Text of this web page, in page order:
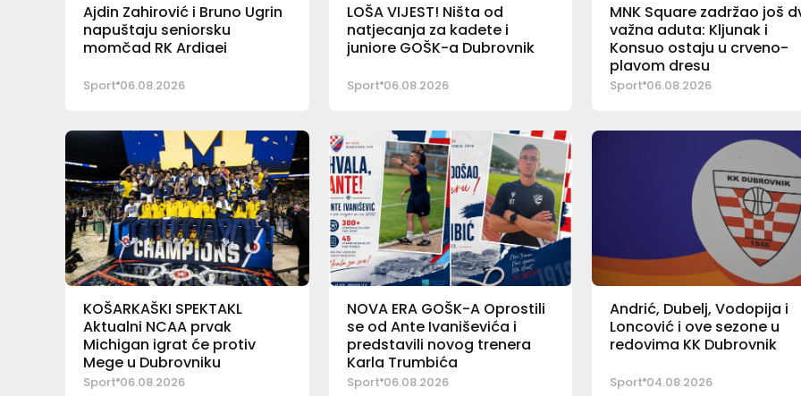
Ajdin Zahirović i Bruno Ugrin
napuštaju seniorsku
momčad RK Ardiaei
Sport 06.08.2026
LOŠA VIJEST! Ništa od
natjecanja za kadete i
juniore GOŠK-a Dubrovnik
Sport 06.08.2026
MNK Square zadržao još
važna aduta: Kljunak i
Konsuo ostaju u crveno-
plavom dresu
Sport 06.08.2026
KOŠARKAŠKI SPEKTAKL
Aktualni NCAA prvak
Michigan igrat će protiv
Mege u Dubrovniku
Sport 06.08.2026
NOVA ERA GOŠK-A Oprostili
se od Ante Ivaniševića i
predstavili novog trenera
Karla Trumbića
Sport 06.08.2026
Andrić, Dubelj, Vodopija i
Loncović i ove sezone u
redovima KK Dubrovnik
Sport 04.08.2026